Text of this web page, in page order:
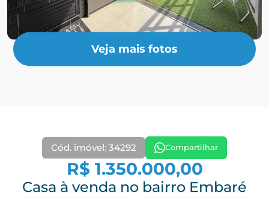
Veja mais fotos
Cód. imóvel: 34292 Compartilhar
R$ 1.350.000,00
Casa à venda no bairro Embaré